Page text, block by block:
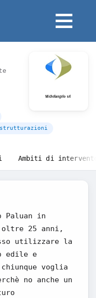
Ambiti di
Paluan in
25 anni,
utilizzare la
edile e
voglia
no anche un